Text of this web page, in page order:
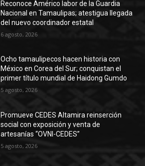
Reconoce Américo labor de la Guardia
Nacional en Tamaulipas; atestigua llegada
del nuevo coordinador estatal
6 agosto, 2026
Ocho tamaulipecos hacen historia con
México en Corea del Sur; conquistan el
primer título mundial de Haidong Gumdo
5 agosto, 2026
Promueve CEDES Altamira reinserción
social con exposición y venta de
artesanías “OVNI-CEDES”
5 agosto, 2026